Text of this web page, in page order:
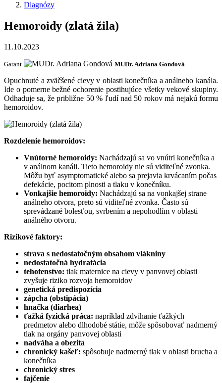
Diagnózy
Hemoroidy (zlatá žila)
11.10.2023
Garant MUDr. Adriana Gondová
Opuchnuté a zväčšené cievy v oblasti konečníka a análneho kanála.
Ide o pomerne bežné ochorenie postihujúce všetky vekové skupiny.
Odhaduje sa, že približne 50 % ľudí nad 50 rokov má nejakú formu
hemoroidov.
Rozdelenie hemoroidov:
Vnútorné hemoroidy: Nachádzajú sa vo vnútri konečníka a
v análnom kanáli. Tieto hemoroidy nie sú viditeľné zvonka.
Môžu byť asymptomatické alebo sa prejavia krvácaním počas
defekácie, pocitom plnosti a tlaku v konečníku.
Vonkajšie hemoroidy: Nachádzajú sa na vonkajšej strane
análneho otvora, preto sú viditeľné zvonka. Často sú
sprevádzané bolesťou, svrbením a nepohodlím v oblasti
análného otvoru.
Rizikové faktory:
strava s nedostatočným obsahom vlákniny
nedostatočná hydratácia
tehotenstvo: tlak maternice na cievy v panvovej oblasti
zvyšuje riziko rozvoja hemoroidov
genetická predispozícia
zápcha (obstipácia)
hnačka (diarhea)
ťažká fyzická práca: napríklad zdvíhanie ťažkých
predmetov alebo dlhodobé státie, môže spôsobovať nadmerný
tlak na orgány panvovej oblasti
nadváha a obezita
chronický kašeľ: spôsobuje nadmerný tlak v oblasti brucha a
konečníka
chronický stres
fajčenie